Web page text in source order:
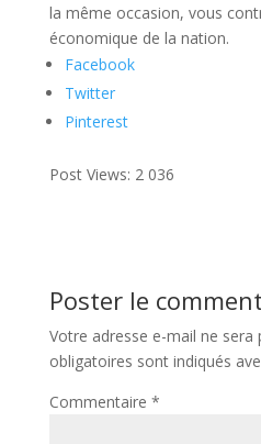
la même occasion, vous
économique de la nation.
Facebook
Twitter
Pinterest
Post Views: 2 036
Poster le
Votre adresse e-mail ne sera
obligatoires sont indiqués
Commentaire *